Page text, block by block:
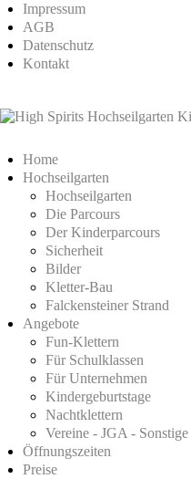
Impressum
AGB
Datenschutz
Kontakt
Home
Hochseilgarten
Hochseilgarten
Die Parcours
Der Kinderparcours
Sicherheit
Bilder
Kletter-Bau
Falckensteiner Strand
Angebote
Fun-Klettern
Für Schulklassen
Für Unternehmen
Kindergeburtstage
Nachtklettern
Vereine - JGA - Sonstige
Öffnungszeiten
Preise